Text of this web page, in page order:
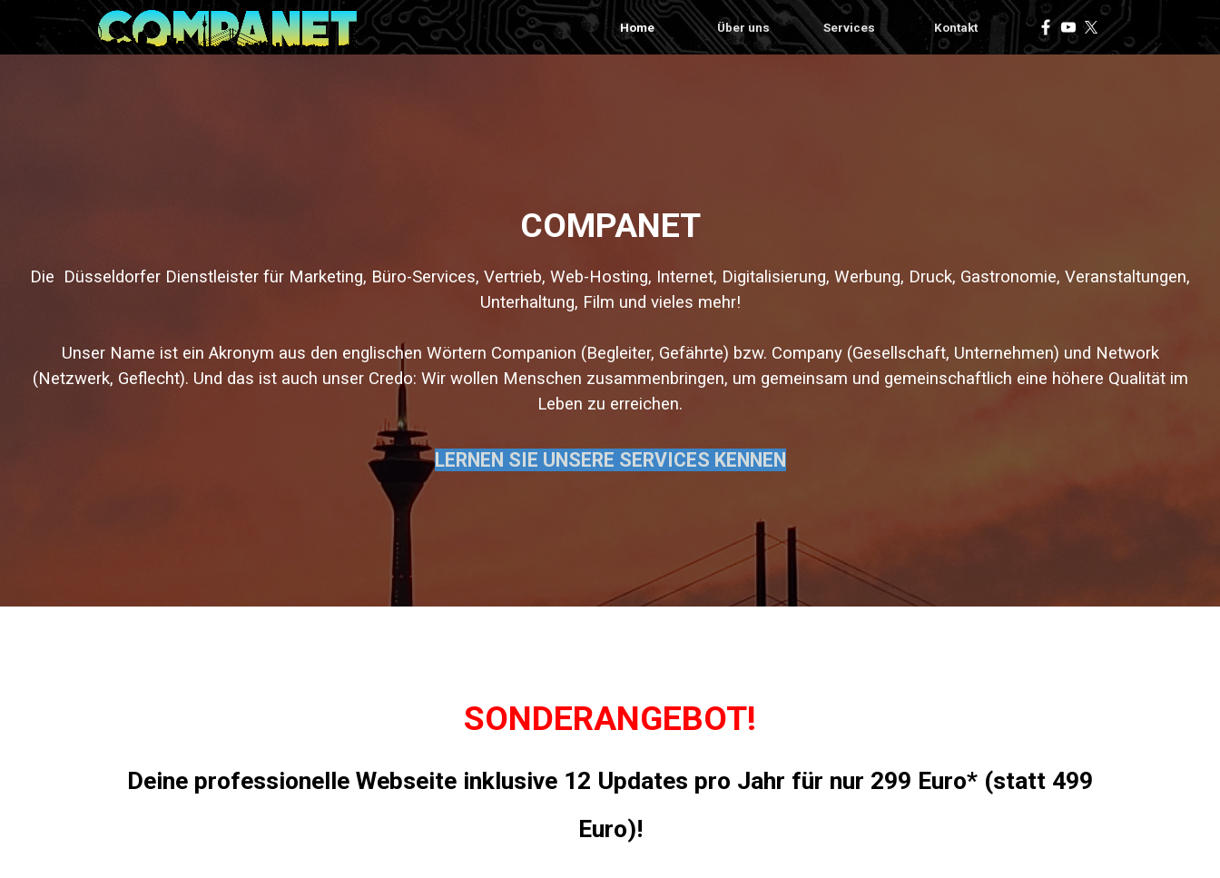
Home Über uns Services Kontakt
COMPANET
Die Düsseldorfer Dienstleister für Marketing, Büro-Services, Vertrieb, Web-Hosting, Internet, Digitalisierung, Werbung, Druck, Gastronomie, Veranstaltungen,
Unterhaltung, Film und vieles mehr!
Unser Name ist ein Akronym aus den englischen Wörtern Companion (Begleiter, Gefährte) bzw. Company (Gesellschaft, Unternehmen) und Network
(Netzwerk, Geflecht). Und das ist auch unser Credo: Wir wollen Menschen zusammenbringen, um gemeinsam und gemeinschaftlich eine höhere Qualität im
Leben zu erreichen.
LERNEN SIE UNSERE SERVICES KENNEN
SONDERANGEBOT!
Deine professionelle Webseite inklusive 12 Updates pro Jahr für nur 299 Euro* (statt 499
Euro)!